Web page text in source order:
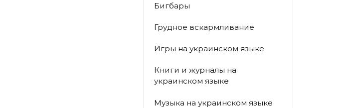
Бигбары
Грудное вскармливание
Игры на украинском языке
Книги и журналы на
украинском языке
Музыка на украинском языке